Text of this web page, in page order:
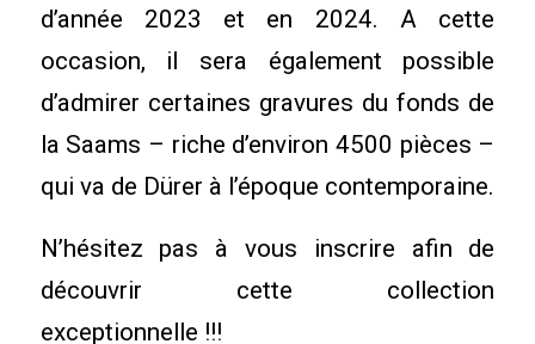
d’année 2023 et en 2024. A cette
occasion, il sera également possible
d’admirer certaines gravures du fonds de
la Saams – riche d’environ 4500 pièces –
qui va de Dürer à l’époque contemporaine.
N’hésitez pas à vous inscrire afin de
découvrir cette collection
exceptionnelle !!!